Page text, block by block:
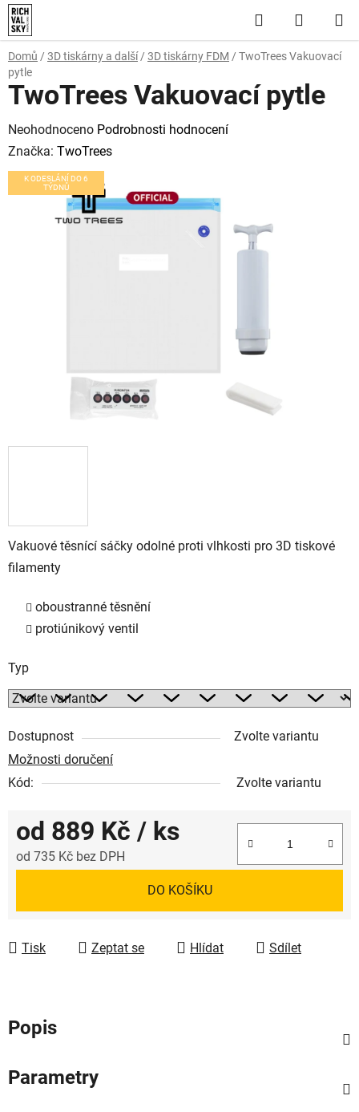
Přejít
na
obsah
Hledat
KOŠÍK
Domů / 3D tiskárny a další / 3D tiskárny FDM / TwoTrees Vakuovací
pytle
Vakuové těsnící sáčky odolné proti vlhkosti pro 3D tiskové
filamenty
oboustranné těsnění
protiúnikový ventil
Typ
Dostupnost
Zvolte variantu
Možnosti doručení
Kód:
Zvolte variantu
od 889 Kč / ks
od 735 Kč bez DPH
DO KOŠÍKU
Tisk Zeptat se Hlídat Sdílet
TwoTrees Vakuovací pytle
Průměrné
hodnocení
produktu
je
Neohodnoceno Podrobnosti hodnocení
Značka: TwoTrees
K ODESLÁNÍ DO 6
TÝDNŮ
Popis
Parametry